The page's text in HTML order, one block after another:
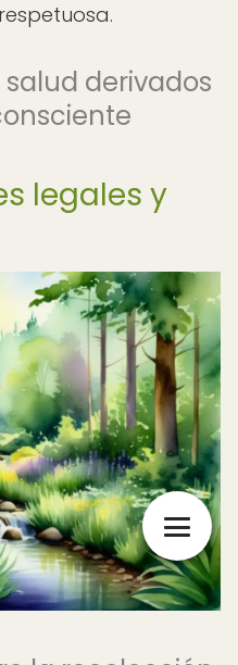
derivados
legales y